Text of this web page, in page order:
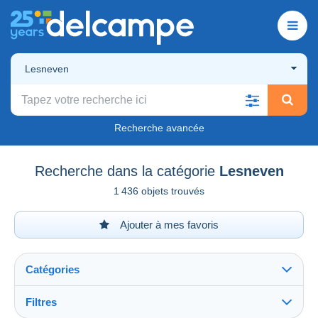
Lesneven
Recherche avancée
Recherche dans la catégorie Lesneven
1 436 objets trouvés
Ajouter à mes favoris
Catégories
Filtres